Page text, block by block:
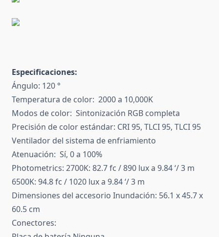
Especificaciones:
Ángulo: 120 °
Temperatura de color: 2000 a 10,000K
Modos de color: Sintonización RGB completa
Precisión de color estándar: CRI 95, TLCI 95, TLCI 95
Ventilador del sistema de enfriamiento
Atenuación: Sí, 0 a 100%
Photometrics: 2700K: 82.7 fc / 890 lux a 9.84 ‘/ 3 m
6500K: 94.8 fc / 1020 lux a 9.84 ‘/ 3 m
Dimensiones del accesorio Inundación: 56.1 x 45.7 x
60.5 cm
Conectores: